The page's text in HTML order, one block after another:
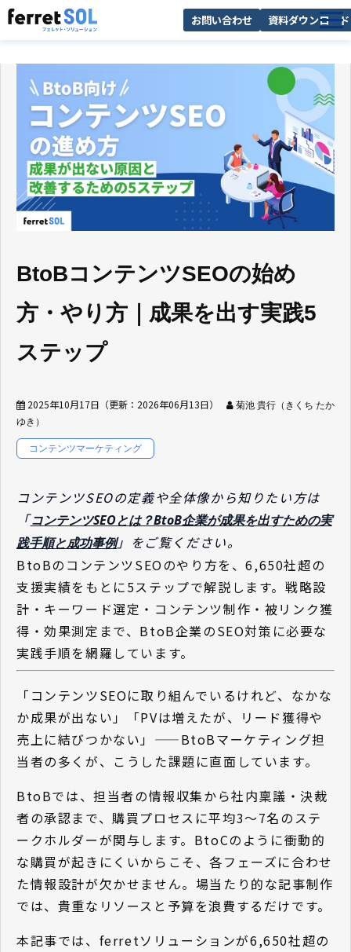
お問い合わせ 資料ダウンロード
選ばれる理由
お役立ち情報
BtoBコンテンツSEOの始め
方・やり方｜成果を出す実践5
ステップ
2025年10月17日 （更新： 2026年06月13日）
菊池 貴行（きくち たか
ゆき）
コンテンツマーケティング
コンテンツSEOの定義や全体像から知りたい方は
「コンテンツSEOとは？BtoB企業が成果を出すための実
践手順と成功事例」をご覧ください。
BtoBのコンテンツSEOのやり方を、6,650社超の
支援実績をもとに5ステップで解説します。戦略設
計・キーワード選定・コンテンツ制作・被リンク獲
得・効果測定まで、BtoB企業のSEO対策に必要な
実践手順を網羅しています。
「コンテンツSEOに取り組んでいるけれど、なかな
か成果が出ない」「PVは増えたが、リード獲得や
売上に結びつかない」——BtoBマーケティング担
当者の多くが、こうした課題に直面しています。
BtoBでは、担当者の情報収集から社内稟議・決裁
者の承認まで、購買プロセスに平均3〜7名のステ
ークホルダーが関与します。BtoCのように衝動的
な購買が起きにくいからこそ、各フェーズに合わせ
た情報設計が欠かせません。場当たり的な記事制作
では、貴重なリソースと予算を浪費するだけです。
本記事では、ferretソリューションが6,650社超の